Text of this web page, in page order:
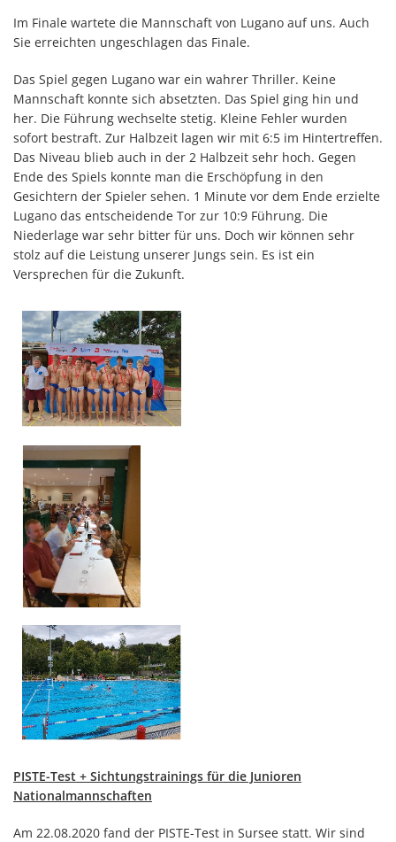
Im Finale wartete die Mannschaft von Lugano auf uns. Auch
Sie erreichten ungeschlagen das Finale.
Das Spiel gegen Lugano war ein wahrer Thriller. Keine
Mannschaft konnte sich absetzten. Das Spiel ging hin und
her. Die Führung wechselte stetig. Kleine Fehler wurden
sofort bestraft. Zur Halbzeit lagen wir mit 6:5 im Hintertreffen.
Das Niveau blieb auch in der 2 Halbzeit sehr hoch. Gegen
Ende des Spiels konnte man die Erschöpfung in den
Gesichtern der Spieler sehen. 1 Minute vor dem Ende erzielte
Lugano das entscheidende Tor zur 10:9 Führung. Die
Niederlage war sehr bitter für uns. Doch wir können sehr
stolz auf die Leistung unserer Jungs sein. Es ist ein
Versprechen für die Zukunft.
PISTE-Test + Sichtungstrainings für die Junioren
Nationalmannschaften
Am 22.08.2020 fand der PISTE-Test in Sursee statt. Wir sind